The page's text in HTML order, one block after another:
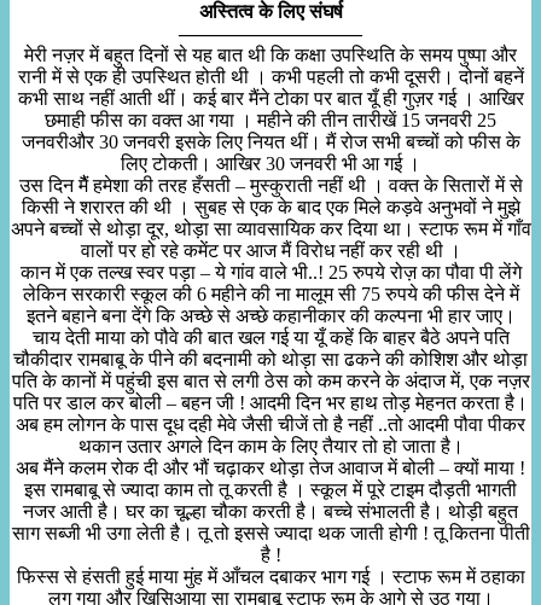
अस्तित्व के लिए संघर्ष
—————————–
मेरी नज़र में बहुत दिनों से यह बात थी कि कक्षा उपस्थिति के समय पुष्पा और
रानी में से एक ही उपस्थित होती थी । कभी पहली तो कभी दूसरी। दोनों बहनें
कभी साथ नहीं आती थीं। कई बार मैंने टोका पर बात यूँ ही गुज़र गई । आखिर
छमाही फीस का वक्त आ गया । महीने की तीन तारीखें 15 जनवरी 25
जनवरीऔर 30 जनवरी इसके लिए नियत थीं। मैं रोज सभी बच्चों को फीस के
लिए टोकती। आखिर 30 जनवरी भी आ गई ।
उस दिन मैैं हमेशा की तरह हँसती – मुस्कुराती नहीं थी । वक्त के सितारों में से
किसी ने शरारत की थी । सुबह से एक के बाद एक मिले कड़वे अनुभवों ने मुझे
अपने बच्चों से थोड़ा दूर, थोड़ा सा व्यावसायिक कर दिया था। स्टाफ रूम में गाँव
वालों पर हो रहे कमेंट पर आज मैं विरोध नहीं कर रही थी ।
कान में एक तल्ख स्वर पड़ा – ये गांव वाले भी..! 25 रुपये रोज़ का पौवा पी लेंगे
लेकिन सरकारी स्कूल की 6 महीने की ना मालूम सी 75 रुपये की फीस देने में
इतने बहाने बना देंगे कि अच्छे से अच्छे कहानीकार की कल्पना भी हार जाए।
चाय देती माया को पौवे की बात खल गई या यूँ कहें कि बाहर बैठे अपने पति
चौकीदार रामबाबू के पीने की बदनामी को थोड़ा सा ढकने की कोशिश और थोड़ा
पति के कानों में पहुंची इस बात से लगी ठेस को कम करने के अंदाज में, एक नज़र
पति पर डाल कर बोली – बहन जी ! आदमी दिन भर हाथ तोड़ मेहनत करता है।
अब हम लोगन के पास दूध दही मेवे जैसी चीजें तो है नहीं ..तो आदमी पौवा पीकर
थकान उतार अगले दिन काम के लिए तैयार तो हो जाता है।
अब मैंने कलम रोक दी और भौं चढ़ाकर थोड़ा तेज आवाज में बोली – क्यों माया !
इस रामबाबू से ज्यादा काम तो तू करती है । स्कूल में पूरे टाइम दौड़ती भागती
नजर आती है। घर का चूल्हा चौका करती है। बच्चे संभालती है। थोड़ी बहुत
साग सब्जी भी उगा लेती है। तू तो इससे ज्यादा थक जाती होगी ! तू कितना पीती
है !
फिस्स से हंसती हुई माया मुंह में आँचल दबाकर भाग गई । स्टाफ रूम में ठहाका
लग गया और खिसिआया सा रामबाबू स्टाफ रूम के आगे से उठ गया।